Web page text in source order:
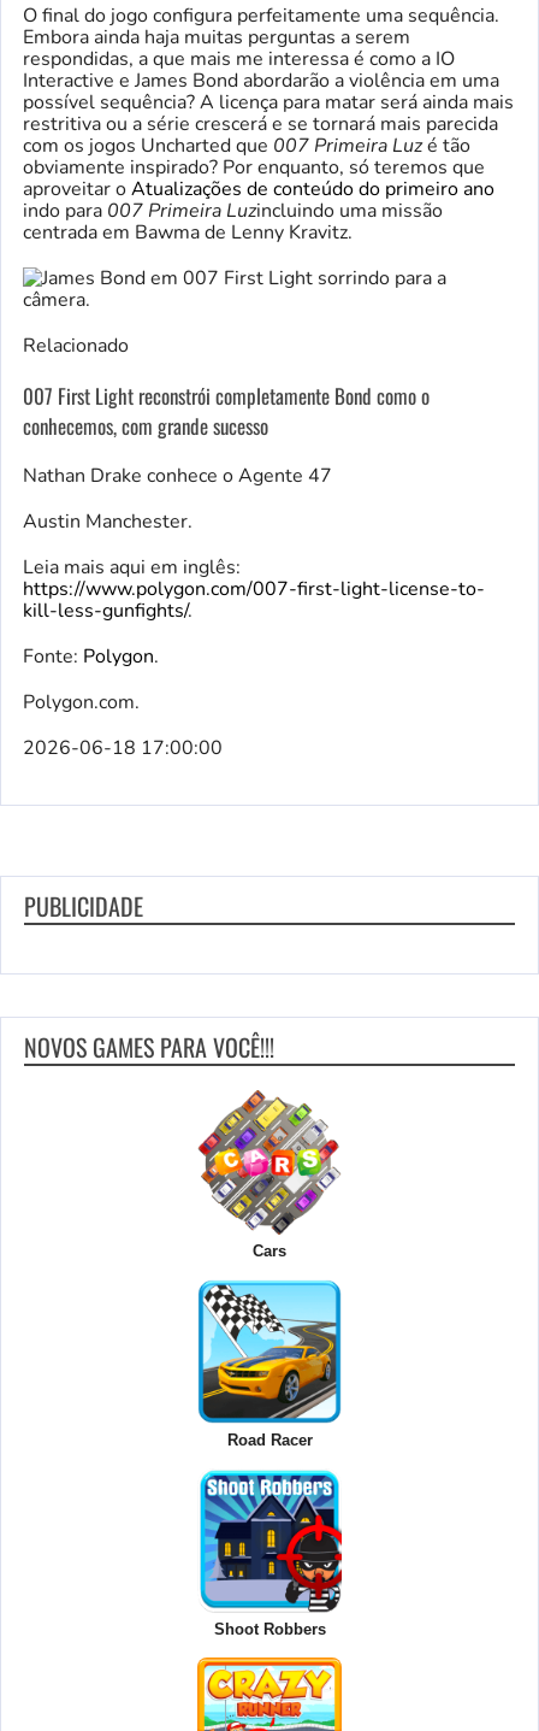
O final do jogo configura perfeitamente uma sequência.
Embora ainda haja muitas perguntas a serem
respondidas, a que mais me interessa é como a IO
Interactive e James Bond abordarão a violência em uma
possível sequência? A licença para matar será ainda mais
restritiva ou a série crescerá e se tornará mais parecida
com os jogos Uncharted que 007 Primeira Luzé tão
obviamente inspirado? Por enquanto, só teremos que
aproveitar oAtualizações de conteúdo do primeiro ano
indo para 007 Primeira Luzincluindo uma missão
centrada em Bawma de Lenny Kravitz.
Relacionado
007 First Light reconstrói completamente Bond como o
conhecemos, com grande sucesso
Nathan Drake conhece o Agente 47
Austin Manchester.
Leia mais aqui em inglês:
https://www.polygon.com/007-first-light-license-to-
kill-less-gunfights/.
Fonte: Polygon.
Polygon.com.
2026-06-18 17:00:00
PUBLICIDADE
NOVOS GAMES PARA VOCÊ!!!
Cars
Road Racer
Shoot Robbers